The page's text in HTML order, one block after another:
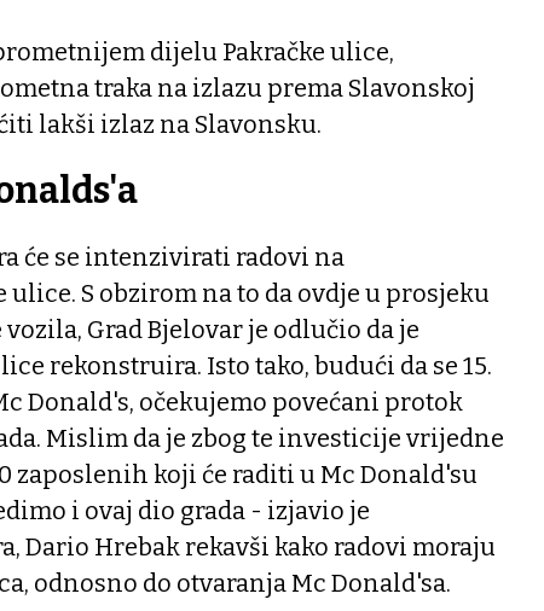
dijelu Pakračke ulice,
traka na izlazu prema Slavonskoj
lakši izlaz na Slavonsku.
će se intenzivirati radovi na
S obzirom na to da ovdje u prosjeku
Grad Bjelovar je odlučio da je
rekonstruira. Isto tako, budući da se 15.
Donald's, očekujemo povećani protok
Mislim da je zbog te investicije vrijedne
zaposlenih koji će raditi u Mc Donald'su
i ovaj dio grada - izjavio je
Dario Hrebak rekavši kako radovi moraju
odnosno do otvaranja Mc Donald'sa.